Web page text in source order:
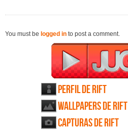
You must be logged in to post a comment.
Perfil de RIFT
Wallpapers de RIFT
Capturas de RIFT